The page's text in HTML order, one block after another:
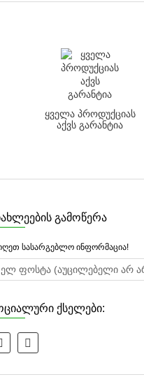
ყველა პროდუქციას
აქვს გარანტია
გამოწერა
სასარგებლო ინფორმაცია!
ქსელები: